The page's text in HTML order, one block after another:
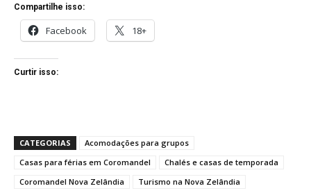
Compartilhe isso:
Facebook 18+
Curtir isso:
CATEGORIAS
Acomodações para grupos
Casas para férias em Coromandel
Chalés e casas de temporada
Coromandel Nova Zelândia
Turismo na Nova Zelândia